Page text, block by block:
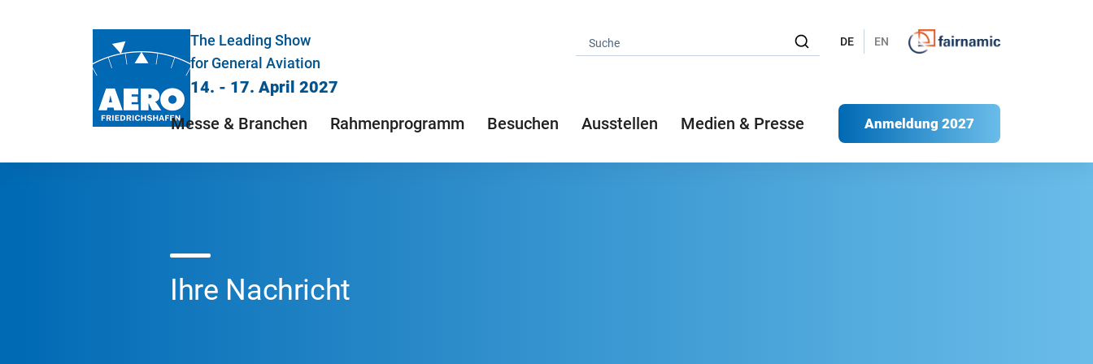
The Leading Show
for General Aviation
14. - 17. April 2027
DE EN
Messe & Branchen Rahmenprogramm Besuchen Ausstellen Medien & Presse Anmeldung 2027
Ihre Nachricht